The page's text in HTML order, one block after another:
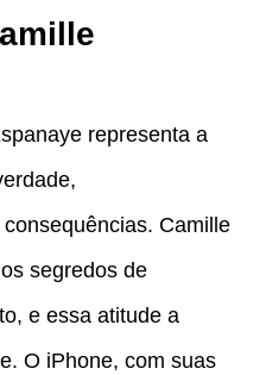
representa a
Camille
segredos de
e essa atitude a
O iPhone, com suas